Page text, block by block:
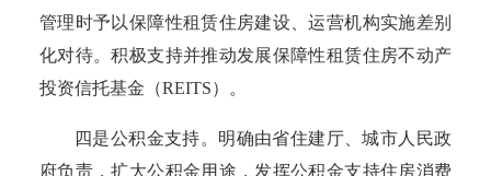
管理时予以保障性租赁住房建设、运营机构实施差别
化对待。积极支持并推动发展保障性租赁住房不动产
投资信托基金（REITS）。
四是公积金支持。明确由省住建厅、城市人民政
府负责，扩大公积金用途，发挥公积金支持住房消费